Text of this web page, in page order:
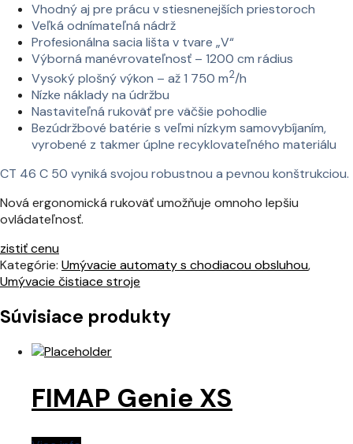
Vhodný aj pre prácu v stiesnenejších priestoroch
Veľká odnímateľná nádrž
Profesionálna sacia lišta v tvare „V“
Výborná manévrovateľnosť – 1200 cm rádius
Vysoký plošný výkon – až 1 750 m2/h
Nízke náklady na údržbu
Nastaviteľná rukoväť pre väčšie pohodlie
Bezúdržbové batérie s veľmi nízkym samovybíjaním,
vyrobené z takmer úplne recyklovateľného materiálu
CT 46 C 50 vyniká svojou robustnou a pevnou konštrukciou.
Nová ergonomická rukoväť umožňuje omnoho lepšiu
ovládateľnosť.
zistiť cenu
Kategórie: Umývacie automaty s chodiacou obsluhou,
Umývacie čistiace stroje
Súvisiace produkty
FIMAP Genie XS